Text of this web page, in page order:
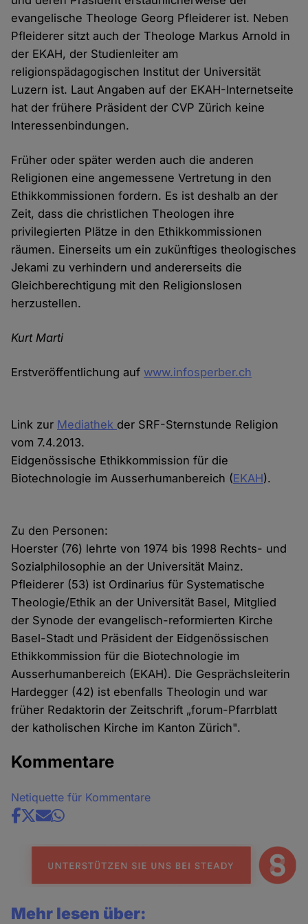
evangelische Theologe Georg Pfleiderer ist. Neben
Pfleiderer sitzt auch der Theologe Markus Arnold in
der EKAH, der Studienleiter am
religionspädagogischen Institut der Universität
Luzern ist. Laut Angaben auf der EKAH-Internetseite
hat der frühere Präsident der CVP Zürich keine
Interessenbindungen.
Früher oder später werden auch die anderen
Religionen eine angemessene Vertretung in den
Ethikkommissionen fordern. Es ist deshalb an der
Zeit, dass die christlichen Theologen ihre
privilegierten Plätze in den Ethikkommissionen
räumen. Einerseits um ein zukünftiges theologisches
Jekami zu verhindern und andererseits die
Gleichberechtigung mit den Religionslosen
herzustellen.
Kurt Marti
Erstveröffentlichung auf www.infosperber.ch
Link zur Mediathek der SRF-Sternstunde Religion
vom 7.4.2013.
Eidgenössische Ethikkommission für die
Biotechnologie im Ausserhumanbereich (EKAH).
Zu den Personen:
Hoerster (76) lehrte von 1974 bis 1998 Rechts- und
Sozialphilosophie an der Universität Mainz.
Pfleiderer (53) ist Ordinarius für Systematische
Theologie/Ethik an der Universität Basel, Mitglied
der Synode der evangelisch-reformierten Kirche
Basel-Stadt und Präsident der Eidgenössischen
Ethikkommission für die Biotechnologie im
Ausserhumanbereich (EKAH). Die Gesprächsleiterin
Hardegger (42) ist ebenfalls Theologin und war
früher Redaktorin der Zeitschrift „forum-Pfarrblatt
der katholischen Kirche im Kanton Zürich".
Kommentare
Netiquette für Kommentare
Share
news
Mehr lesen über: